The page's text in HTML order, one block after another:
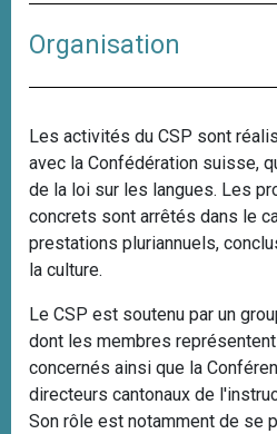
Organisation
Les activités du CSP sont
avec la Confédération suisse,
de la loi sur les langues. Les
concrets sont arrêtés dans le
prestations pluriannuels,
la culture.
Le CSP est soutenu par un
dont les membres
concernés ainsi que la
directeurs cantonaux de
Son rôle est notamment de se